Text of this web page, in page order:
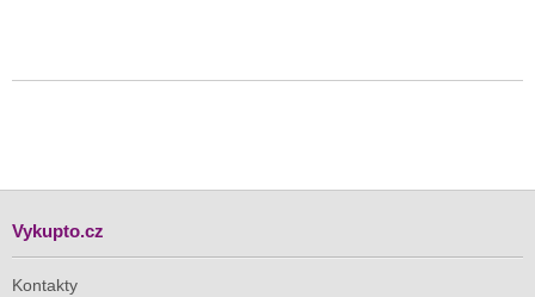
Vykupto.cz
Kontakty